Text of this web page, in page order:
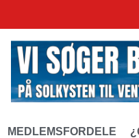
MEDLEMSFORDELE